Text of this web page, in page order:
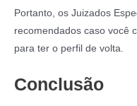
Portanto, os Juizados
recomendados caso você
para ter o perfil de volta.
Conclusão